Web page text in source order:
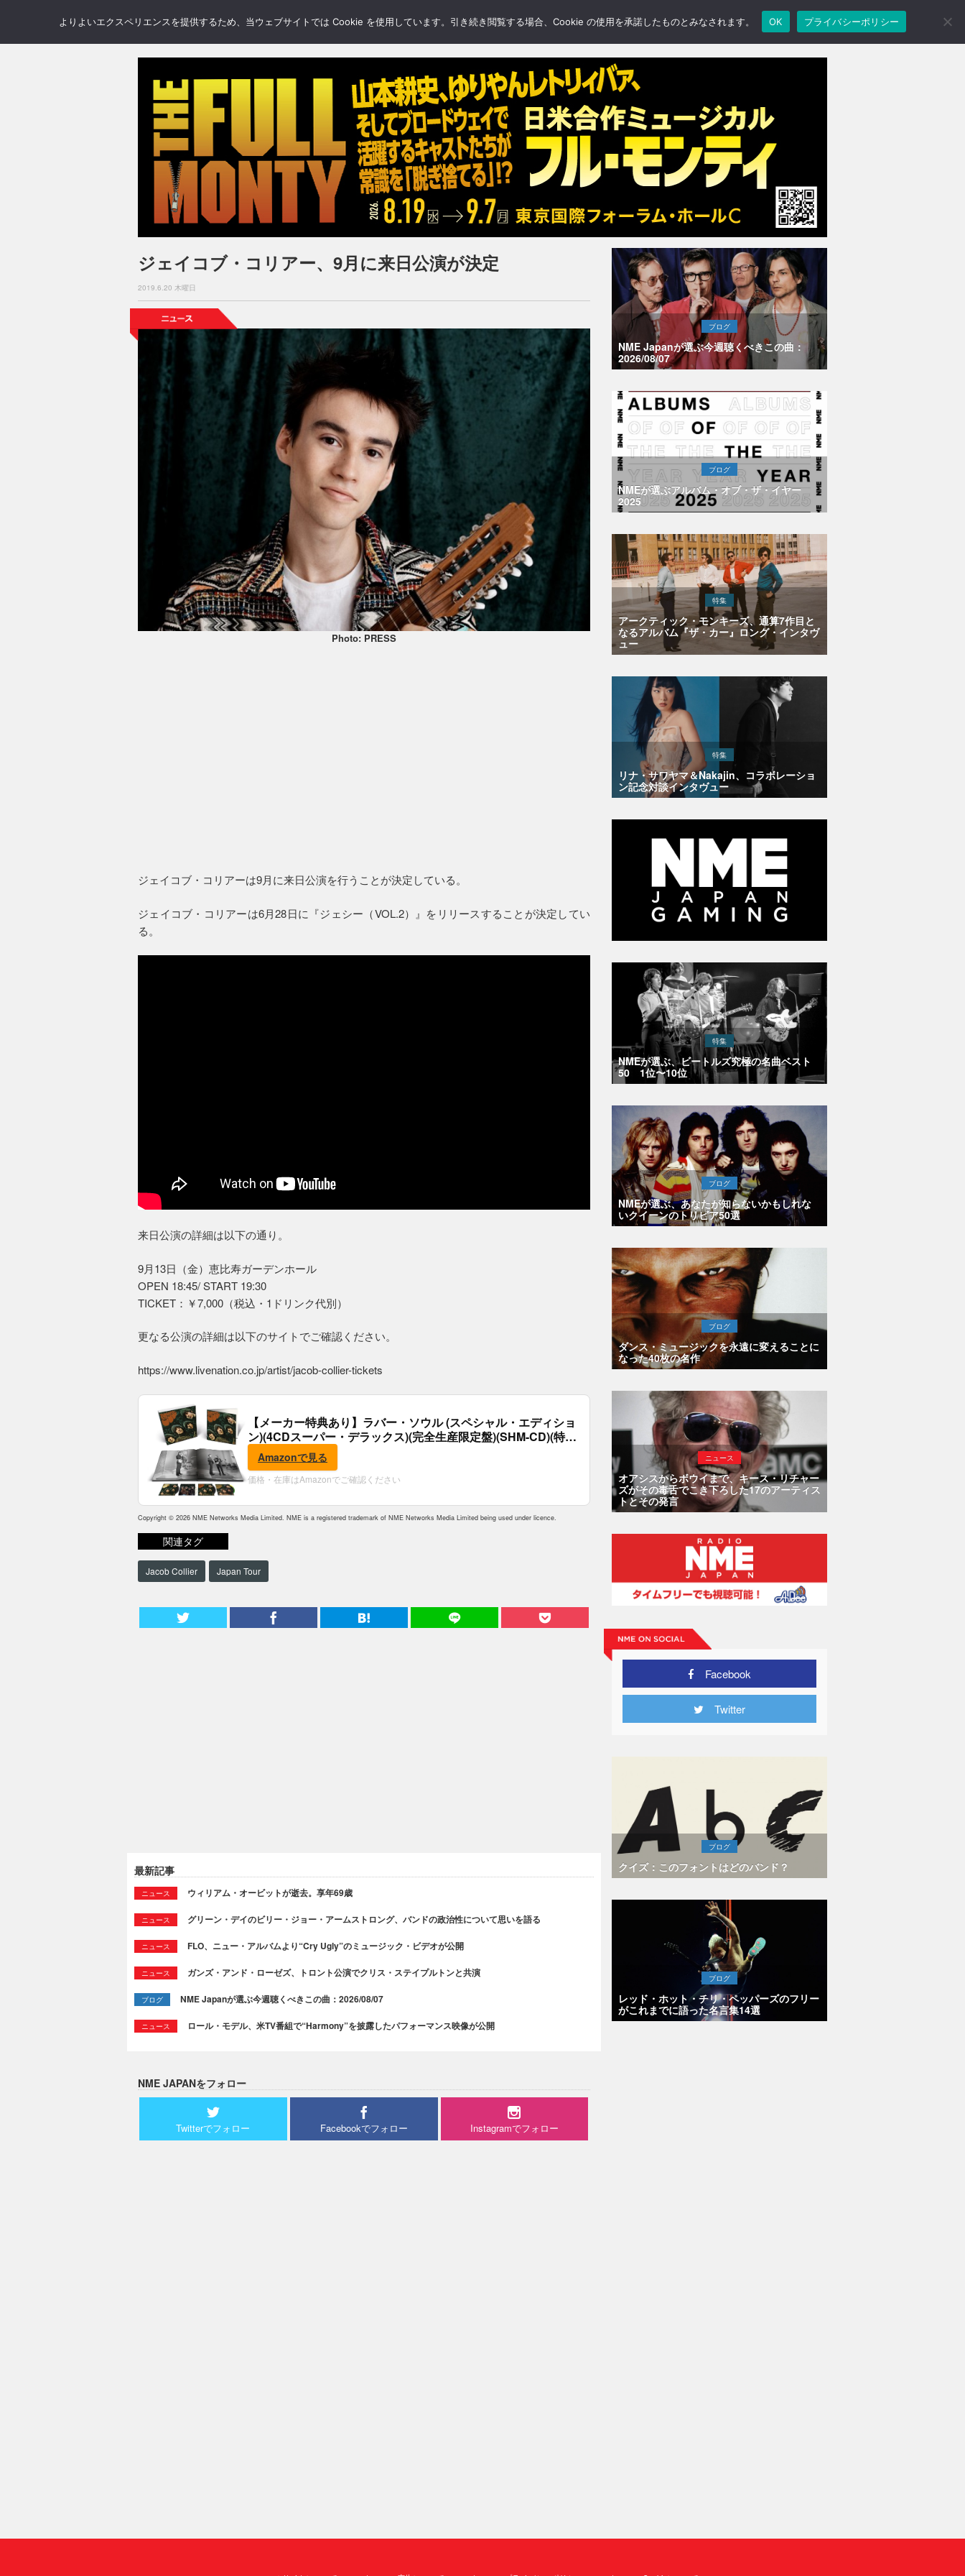
NEWS REVIEWS GALLERY BLOGS FEATURE
ジェイコブ・コリアー、9月に来日公演が決定
2019.6.20 木曜日
Photo: PRESS
ジェイコブ・コリアーは9月に来日公演を行うことが決定している。
ジェイコブ・コリアーは6月28日に『ジェシー（VOL.2）』をリリースすることが決定してい
る。
来日公演の詳細は以下の通り。
9月13日（金）恵⽐寿ガーデンホール
OPEN 18:45/ START 19:30
TICKET：￥7,000（税込・1ドリンク代別）
更なる公演の詳細は以下のサイトでご確認ください。
https://www.livenation.co.jp/artist/jacob-collier-tickets
【メーカー特典あり】ラバー・ソウル (スペシャル・エディショ
ン)(4CDスーパー・デラックス)(完全生産限定盤)(SHM-CD)(特
典:B2ポスター付)
Amazonで見る
価格・在庫はAmazonでご確認ください
Copyright © 2026 NME Networks Media Limited. NME is a registered trademark of NME Networks Media Limited being used under licence.
関連タグ
Jacob Collier Japan Tour
最新記事
ニュース ウィリアム・オービットが逝去。享年69歳
ニュース グリーン・デイのビリー・ジョー・アームストロング、バンドの政治性について思いを語る
ニュース FLO、ニュー・アルバムより“Cry Ugly”のミュージック・ビデオが公開
ニュース ガンズ・アンド・ローゼズ、トロント公演でクリス・ステイプルトンと共演
ブログ NME Japanが選ぶ今週聴くべきこの曲：2026/08/07
ニュース ロール・モデル、米TV番組で“Harmony”を披露したパフォーマンス映像が公開
NME JAPANをフォロー
Twitterでフォロー Facebookでフォロー Instagramでフォロー
ブログ
NME Japanが選ぶ今週聴くべきこの曲：
2026/08/07
ブログ
NMEが選ぶアルバム・オブ・ザ・イヤー
2025
特集
アークティック・モンキーズ、通算7作目と
なるアルバム『ザ・カー』ロング・インタヴ
ュー
特集
リナ・サワヤマ＆Nakajin、コラボレーショ
ン記念対談インタヴュー
特集
NMEが選ぶ、ビートルズ究極の名曲ベスト
50 1位〜10位
ブログ
NMEが選ぶ、あなたが知らないかもしれな
いクイーンのトリビア50選
ブログ
ダンス・ミュージックを永遠に変えることに
なった40枚の名作
ニュース
オアシスからボウイまで、キース・リチャー
ズがその毒舌でこき下ろした17のアーティス
トとその発言
Facebook
Twitter
ブログ
クイズ：このフォントはどのバンド？
ブログ
レッド・ホット・チリ・ペッパーズのフリー
がこれまでに語った名言集14選
よりよいエクスペリエンスを提供するため、当ウェブサイトでは Cookie を使用しています。引き続き閲覧する場合、Cookie の使用を承諾したものとみなされます。 OK プライバシーポリシー